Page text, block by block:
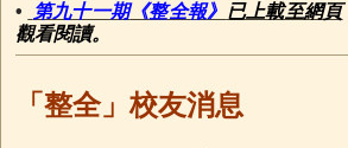
•
第九十一期《整全報》 已上載至網頁
觀看閱讀。
「整全」校友消息